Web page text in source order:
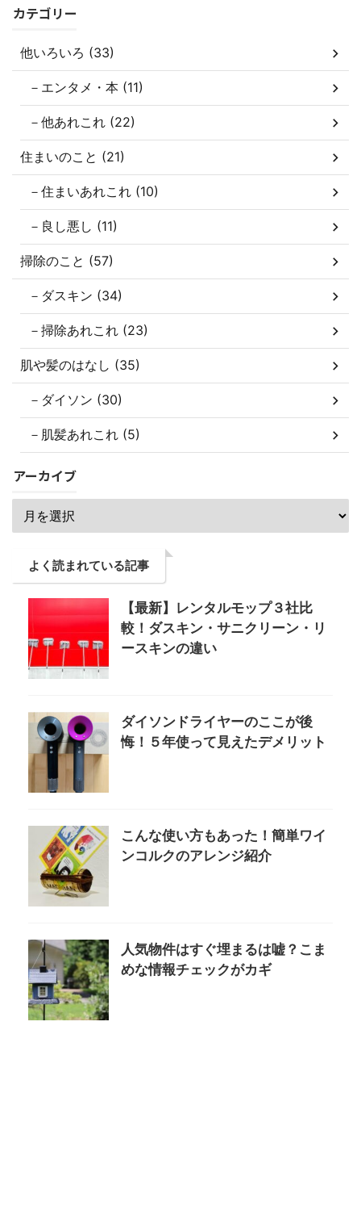
カテゴリー
他いろいろ (33)
－エンタメ・本 (11)
－他あれこれ (22)
住まいのこと (21)
－住まいあれこれ (10)
－良し悪し (11)
掃除のこと (57)
－ダスキン (34)
－掃除あれこれ (23)
肌や髪のはなし (35)
－ダイソン (30)
－肌髪あれこれ (5)
アーカイブ
よく読まれている記事
【最新】レンタルモップ３社比
較！ダスキン・サニクリーン・リ
ースキンの違い
ダイソンドライヤーのここが後
悔！５年使って見えたデメリット
こんな使い方もあった！簡単ワイ
ンコルクのアレンジ紹介
人気物件はすぐ埋まるは嘘？こま
めな情報チェックがカギ